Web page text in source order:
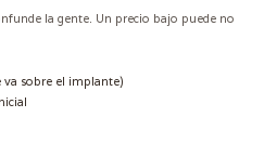
la gente. Un precio bajo puede no
va sobre el implante)